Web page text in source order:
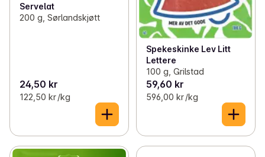
Servelat
200 g, Sørlandskjøtt
24,50 kr
122,50 kr /kg
Spekeskinke Lev Litt
Lettere
100 g, Grilstad
59,60 kr
596,00 kr /kg